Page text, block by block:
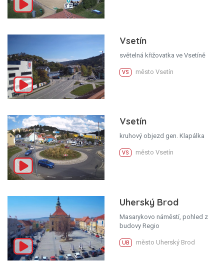
Vsetín
světelná křižovatka ve Vsetíně
VS město Vsetín
Vsetín
kruhový objezd gen. Klapálka
VS město Vsetín
Uherský Brod
Masarykovo náměstí, pohled z
budovy Regio
UB město Uherský Brod